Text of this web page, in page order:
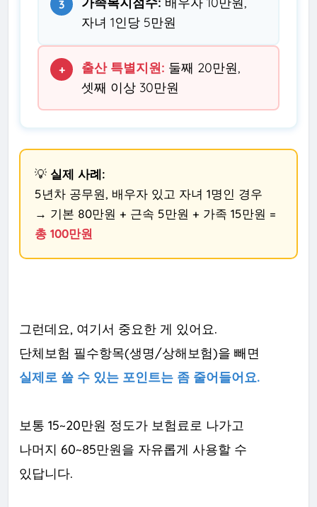
3
자녀 1인당 5만원
+ 출산 특별지원: 둘째 20만원,
셋째 이상 30만원
💡 실제 사례:
5년차 공무원, 배우자 있고 자녀 1명인 경우
→ 기본 80만원 + 근속 5만원 + 가족 15만원 =
총 100만원
그런데요, 여기서 중요한 게 있어요.
단체보험 필수항목(생명/상해보험)을 빼면
실제로 쓸 수 있는 포인트는 좀 줄어들어요.
보통 15~20만원 정도가 보험료로 나가고
나머지 60~85만원을 자유롭게 사용할 수
있답니다.